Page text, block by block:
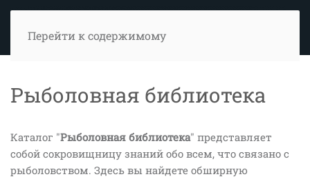
Перейти к содержимому
Рыболовная библиотека
Каталог "Рыболовная библиотека" представляет
собой сокровищницу знаний обо всем, что связано с
рыболовством. Здесь вы найдете обширную